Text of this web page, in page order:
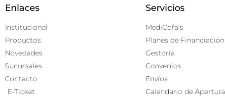
Enlaces
Institucional
Productos
Novedades
Sucursales
Contacto
E-Ticket
Servicios
MediCofa's
Planes de Financiación
Gestoría
Convenios
Envíos
Calendario de Apertura